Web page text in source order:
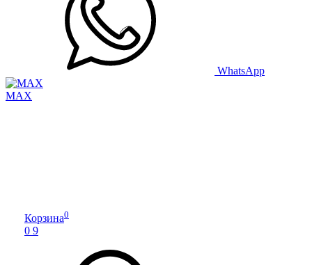
WhatsApp
MAX
Корзина0
0 9